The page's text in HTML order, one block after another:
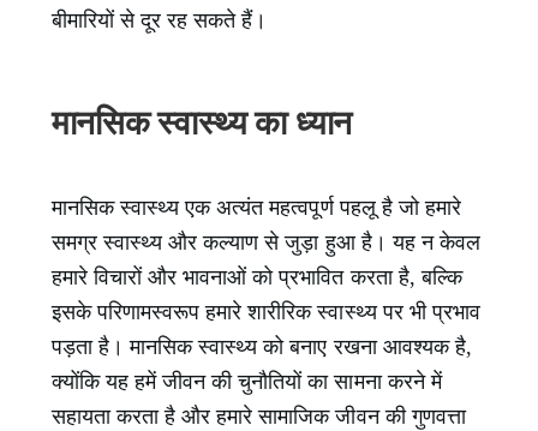
बीमारियों से दूर रह सकते हैं।
मानसिक स्वास्थ्य का ध्यान
मानसिक स्वास्थ्य एक अत्यंत महत्वपूर्ण पहलू है जो हमारे
समग्र स्वास्थ्य और कल्याण से जुड़ा हुआ है। यह न केवल
हमारे विचारों और भावनाओं को प्रभावित करता है, बल्कि
इसके परिणामस्वरूप हमारे शारीरिक स्वास्थ्य पर भी प्रभाव
पड़ता है। मानसिक स्वास्थ्य को बनाए रखना आवश्यक है,
क्योंकि यह हमें जीवन की चुनौतियों का सामना करने में
सहायता करता है और हमारे सामाजिक जीवन की गुणवत्ता